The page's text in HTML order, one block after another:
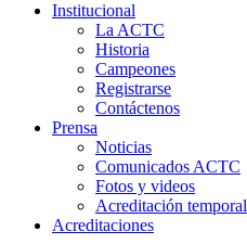
Institucional
La ACTC
Historia
Campeones
Registrarse
Contáctenos
Prensa
Noticias
Comunicados ACTC
Fotos y videos
Acreditación temporal
Acreditaciones